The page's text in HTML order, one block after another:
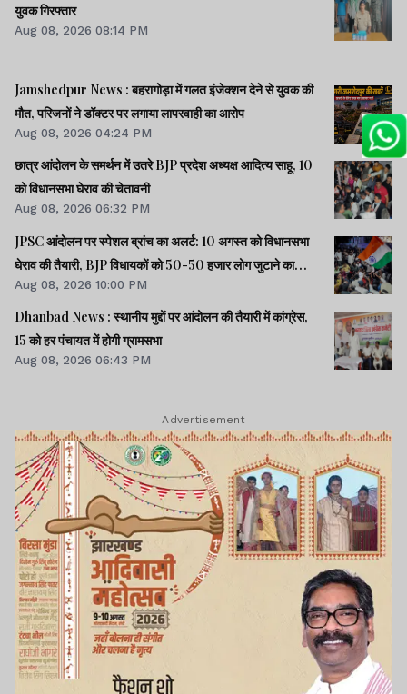
युवक गिरफ्तार
Aug 08, 2026 08:14 PM
Jamshedpur News : बहरागोड़ा में गलत इंजेक्शन देने से युवक की
मौत, परिजनों ने डॉक्टर पर लगाया लापरवाही का आरोप
Aug 08, 2026 04:24 PM
छात्र आंदोलन के समर्थन में उतरे BJP प्रदेश अध्यक्ष आदित्य साहू, 10
को विधानसभा घेराव की चेतावनी
Aug 08, 2026 06:32 PM
JPSC आंदोलन पर स्पेशल ब्रांच का अलर्ट: 10 अगस्त को विधानसभा
घेराव की तैयारी, BJP विधायकों को 50-50 हजार लोग जुटाने का
टास्क
Aug 08, 2026 10:00 PM
Dhanbad News : स्थानीय मुद्दों पर आंदोलन की तैयारी में कांग्रेस,
15 को हर पंचायत में होगी ग्रामसभा
Aug 08, 2026 06:43 PM
Advertisement